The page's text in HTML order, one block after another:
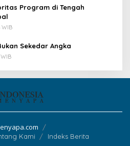
Program di Tengah
WIB
Sekedar Angka
Kami Indeks Berita